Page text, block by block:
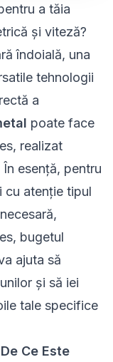
a tăia
și viteză?
îndoială, una
tehnologii
a
poate face
realizat
esență, pentru
cu atenție tipul
bugetul
ajuta să
și să iei
tale specifice
Ce Este